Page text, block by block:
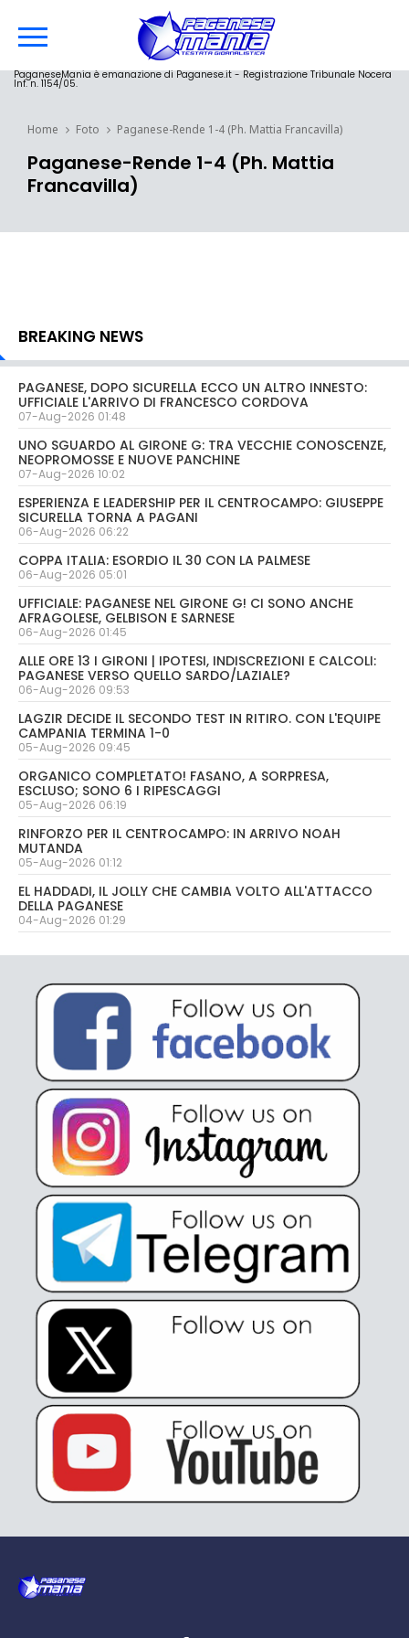
PaganeseMania è emanazione di Paganese.it - Registrazione Tribunale Nocera
Inf. n. 1154/05.
Home Foto Paganese-Rende 1-4 (Ph. Mattia Francavilla)
Paganese-Rende 1-4 (Ph. Mattia
Francavilla)
BREAKING NEWS
PAGANESE, DOPO SICURELLA ECCO UN ALTRO INNESTO:
UFFICIALE L'ARRIVO DI FRANCESCO CORDOVA
07-Aug-2026 01:48
UNO SGUARDO AL GIRONE G: TRA VECCHIE CONOSCENZE,
NEOPROMOSSE E NUOVE PANCHINE
07-Aug-2026 10:02
ESPERIENZA E LEADERSHIP PER IL CENTROCAMPO: GIUSEPPE
SICURELLA TORNA A PAGANI
06-Aug-2026 06:22
COPPA ITALIA: ESORDIO IL 30 CON LA PALMESE
06-Aug-2026 05:01
UFFICIALE: PAGANESE NEL GIRONE G! CI SONO ANCHE
AFRAGOLESE, GELBISON E SARNESE
06-Aug-2026 01:45
ALLE ORE 13 I GIRONI | IPOTESI, INDISCREZIONI E CALCOLI:
PAGANESE VERSO QUELLO SARDO/LAZIALE?
06-Aug-2026 09:53
LAGZIR DECIDE IL SECONDO TEST IN RITIRO. CON L'EQUIPE
CAMPANIA TERMINA 1-0
05-Aug-2026 09:45
ORGANICO COMPLETATO! FASANO, A SORPRESA,
ESCLUSO; SONO 6 I RIPESCAGGI
05-Aug-2026 06:19
RINFORZO PER IL CENTROCAMPO: IN ARRIVO NOAH
MUTANDA
05-Aug-2026 01:12
EL HADDADI, IL JOLLY CHE CAMBIA VOLTO ALL'ATTACCO
DELLA PAGANESE
04-Aug-2026 01:29